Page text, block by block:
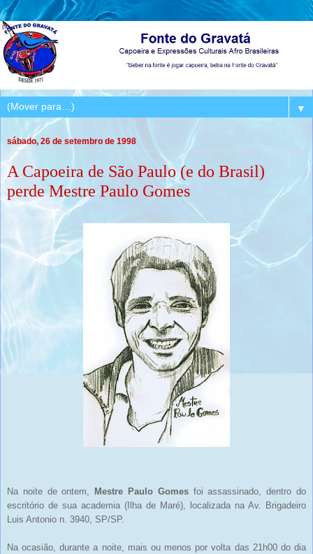
▼
sábado, 26 de setembro de 1998
A Capoeira de São Paulo (e do Brasil)
perde Mestre Paulo Gomes
Na noite de ontem, Mestre Paulo Gomesfoi assassinado, dentro do
escritório de sua academia (Ilha de Maré), localizada na Av. Brigadeiro
Luis Antonio n. 3940, SP/SP.
Na ocasião, durante a noite, mais ou menos por volta das 21h00 do dia